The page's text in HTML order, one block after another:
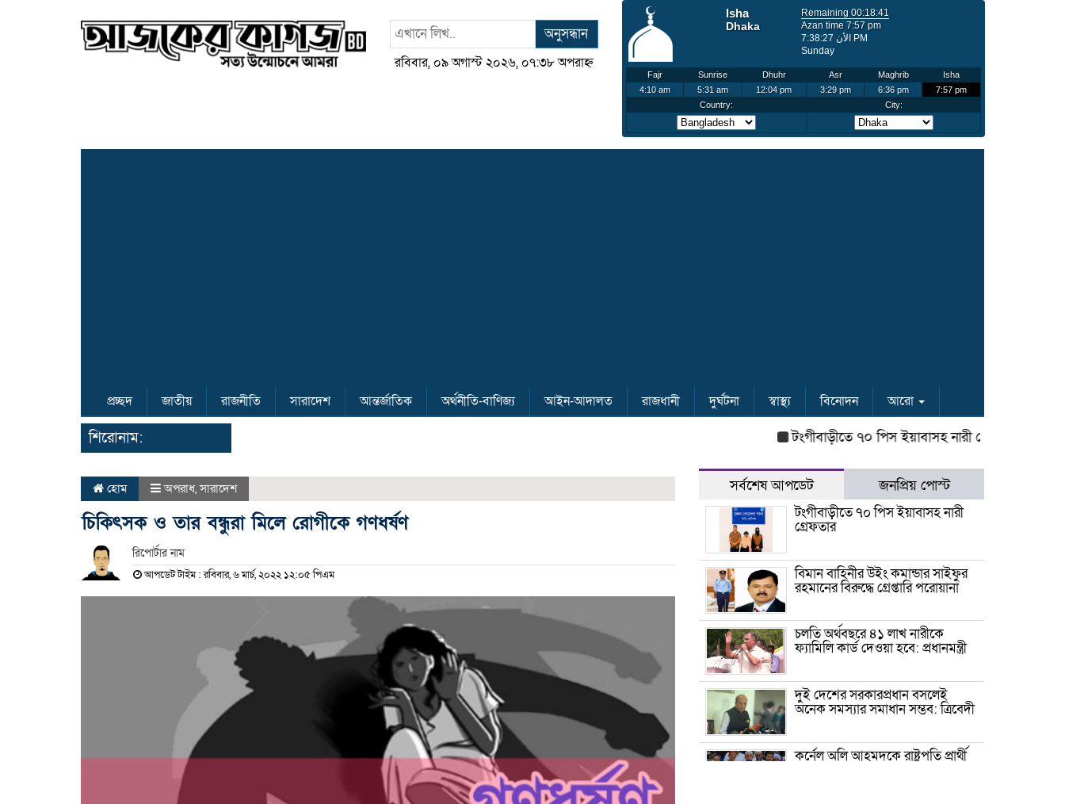
অনুসন্ধান
রবিবার, ০৯ অগাস্ট ২০২৬, ০৭:৩৮ অপরাহ্ন
প্রচ্ছদ জাতীয় রাজনীতি সারাদেশ আন্তর্জাতিক অর্থনীতি-বাণিজ্য আইন-আদালত রাজধানী দুর্ঘটনা স্বাস্থ্য বিনোদন আরো
শিরোনাম: টংগীবাড়ীতে ৭০ পিস ইয়াবাসহ নারী গ্রেফতার
হোম অপরাধ,সারাদেশ
চিকিৎসক ও তার বন্ধুরা মিলে রোগীকে গণধর্ষণ
রিপোর্টার নাম
আপডেট টাইম : রবিবার, ৬ মার্চ, ২০২২ ১২:০৫ পিএম
সর্বশেষ আপডেট জনপ্রিয় পোস্ট
টংগীবাড়ীতে ৭০ পিস ইয়াবাসহ নারী
গ্রেফতার
বিমান বাহিনীর উইং কমান্ডার সাইফুর
রহমানের বিরুদ্ধে গ্রেপ্তারি পরোয়ানা
চলতি অর্থবছরে ৪১ লাখ নারীকে
ফ্যামিলি কার্ড দেওয়া হবে: প্রধানমন্ত্রী
দুই দেশের সরকারপ্রধান বসলেই
অনেক সমস্যার সমাধান সম্ভব: ত্রিবেদী
কর্নেল অলি আহমদকে রাষ্ট্রপতি প্রার্থী